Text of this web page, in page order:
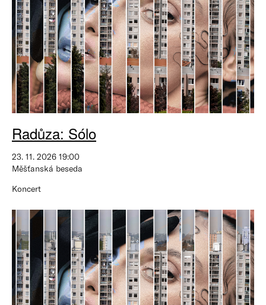
Radůza: Sólo
23. 11. 2026 19:00
Měšťanská beseda
Koncert